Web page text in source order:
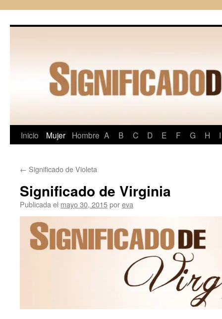
Inicio Mujer Hombre A B C D E F G H I
← Significado de Violeta
Significado de Virginia
Publicada el mayo 30, 2015poreva